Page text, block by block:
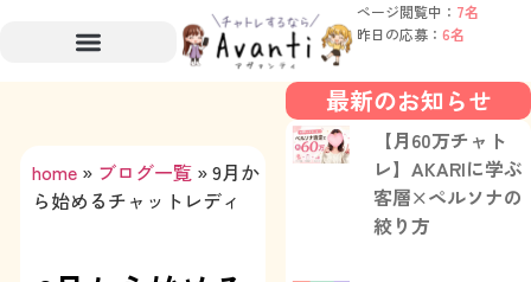
ページ閲覧中： 7名
昨日の応募： 6名
home » ブログ一覧 »9月か
ら始めるチャットレディ
最新のお知らせ
【月60万チャト
レ】AKARIに学ぶ
客層×ペルソナの
絞り方